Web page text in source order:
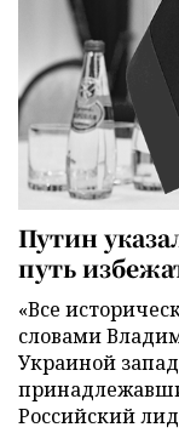
Путин
путь
«Все
словами
Украиной
Российский